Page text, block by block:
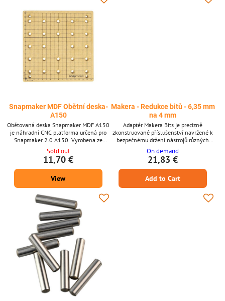
Snapmaker MDF Obětní deska-
A150
Obětovaná deska Snapmaker MDF A150
je náhradní CNC platforma určená pro
Snapmaker 2.0 A150. Vyrobena ze
středně husté dřevovláknité desky
(MDF), poskytuje ochranný povrch, který
umožňuje provádět průchozí řezy, aniž by
došlo k poškození nástrojů nebo stroje, a
zároveň si zachovává dobrou rozměrovou
přesnost. Klíčové vlastnosti Náhradní
obětovaná deska pro CNC modul
Snapmaker 2.0 A150 Měkký...
Sold out
11,70 €
View
Makera - Redukce bitů - 6,35 mm
na 4 mm
Adaptér Makera Bits je precizně
zkonstruované příslušenství navržené k
bezpečnému držení nástrojů různých
průměrů stopek ve vašem systému
automatické výměny nástrojů CNC strojů
Carvera. Tento adaptér zajišťuje přesné
výměny nástrojů a konzistentní výsledky
obrábění, čímž zvyšuje všestrannost
vašeho nastavení Carvera. Klíčové
vlastnosti Kompatibilní s nástroji
různých průměrů stopek Navrženo...
On demand
21,83 €
Add to Cart